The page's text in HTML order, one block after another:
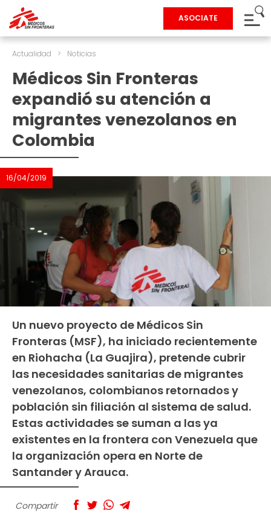
ASOCIATE
Actualidad > Noticias
Médicos Sin Fronteras
expandió su atención a
migrantes venezolanos en
Colombia
16/04/2019
Un nuevo proyecto de Médicos Sin
Fronteras (MSF), ha iniciado recientemente
en Riohacha (La Guajira), pretende cubrir
las necesidades sanitarias de migrantes
venezolanos, colombianos retornados y
población sin filiación al sistema de salud.
Estas actividades se suman a las ya
existentes en la frontera con Venezuela que
la organización opera en Norte de
Santander y Arauca.
Compartir